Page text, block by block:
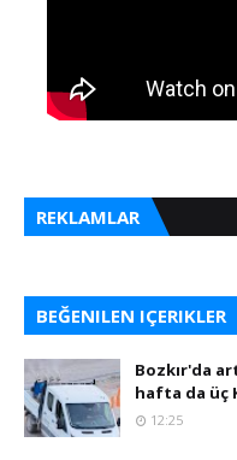
REKLAMLAR
BEĞENILEN IÇERIKLER
Bozkır'da
hafta da üç
12:25